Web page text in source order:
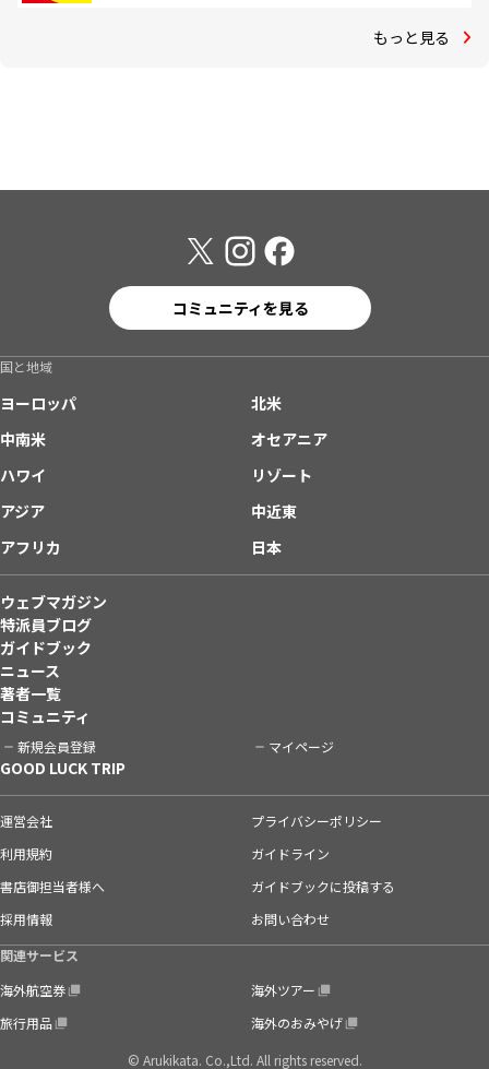
もっと見る
コミュニティを見る
国と地域
ヨーロッパ
北米
中南米
オセアニア
ハワイ
リゾート
アジア
中近東
アフリカ
日本
ウェブマガジン
特派員ブログ
ガイドブック
ニュース
著者一覧
コミュニティ
新規会員登録 マイページ
GOOD LUCK TRIP
運営会社
プライバシーポリシー
利用規約
ガイドライン
書店御担当者様へ
ガイドブックに投稿する
採用情報
お問い合わせ
関連サービス
海外航空券
海外ツアー
旅行用品
海外のおみやげ
© Arukikata. Co.,Ltd. All rights reserved.